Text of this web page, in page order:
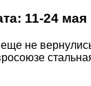
11-24 мая
не